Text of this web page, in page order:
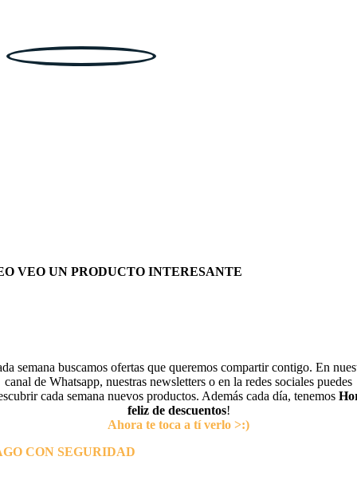
VEO UN PRODUCTO INTERESANTE
semana buscamos ofertas que queremos compartir contigo. En
canal de Whatsapp, nuestras newsletters o en la redes sociales puedes
cada semana nuevos productos. Además cada día, tenemos
feliz de descuentos!
Ahora te toca a tí verlo >:)
CON SEGURIDAD